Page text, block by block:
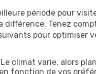
période pour
différence. Tenez
pour optimiser
Le climat varie, alors
fonction de vos